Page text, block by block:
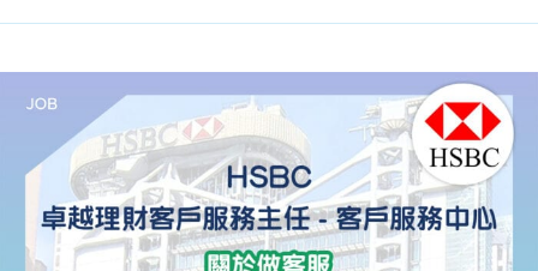
款
貸款
計數
機
網上
han
ge
Gui
de
校園